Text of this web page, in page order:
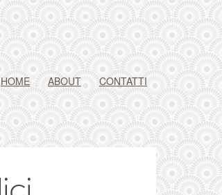
HOME ABOUT CONTATTI